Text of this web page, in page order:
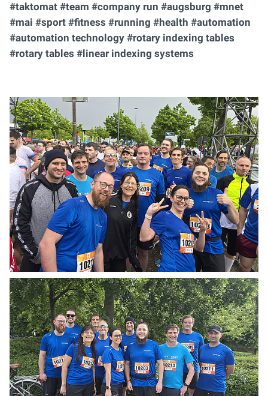
#taktomat #team #company run #augsburg #mnet
#mai #sport #fitness #running #health #automation
#automation technology #rotary indexing tables
#rotary tables #linear indexing systems